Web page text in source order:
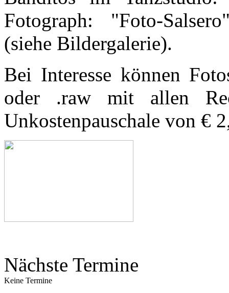
Fotograph: "Foto-
(siehe Bildergalerie).
Bei Interesse können
oder .raw mit allen
Unkostenpauschale von €
Nächste Termine
Keine Termine